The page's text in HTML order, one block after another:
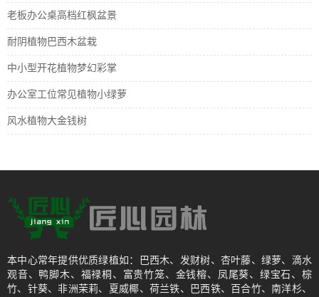
老板办公桌高档红枫盆景
耐阴植物巴西木盆栽
中小型开花植物梦幻彩掌
办公室工位常见植物小绿萝
风水植物大金钱树
本中心常年提供优质绿植如：巴西木、发财树、杏叶藤、绿萝、滴水
观音、鸭脚木、福禄桐、富贵竹笼、金钱榕、凤尾葵、绿宝石、棕
竹、针葵、非洲茉莉、夏威椰、荷兰铁、巴西铁、百合竹、南洋杉、